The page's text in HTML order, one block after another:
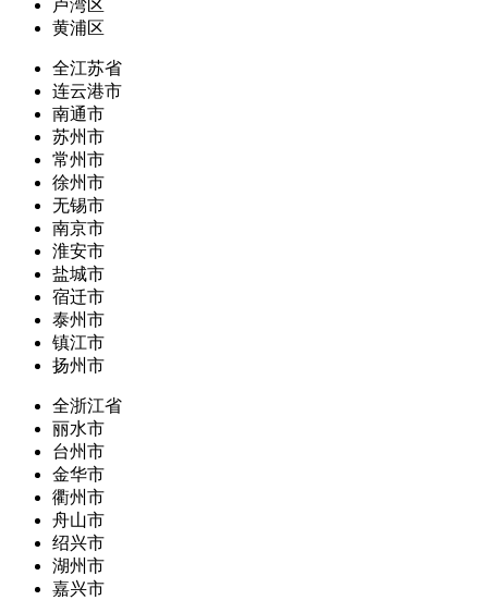
卢湾区
黄浦区
全江苏省
连云港市
南通市
苏州市
常州市
徐州市
无锡市
南京市
淮安市
盐城市
宿迁市
泰州市
镇江市
扬州市
全浙江省
丽水市
台州市
金华市
衢州市
舟山市
绍兴市
湖州市
嘉兴市